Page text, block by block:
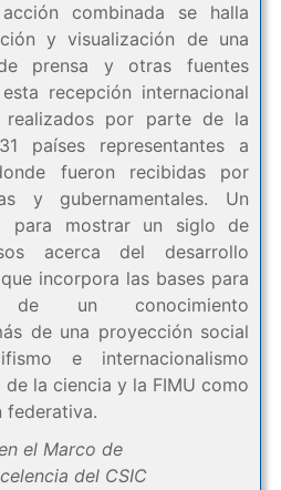
combinada se halla
y visualización de una
prensa y otras fuentes
recepción internacional
por parte de la
países representantes a
fueron recibidas por
y gubernamentales. Un
mostrar un siglo de
acerca del desarrollo
incorpora las bases para
de un conocimiento
de una proyección social
e internacionalismo
la ciencia y la FIMU como
federativa.
el Marco de
del CSIC